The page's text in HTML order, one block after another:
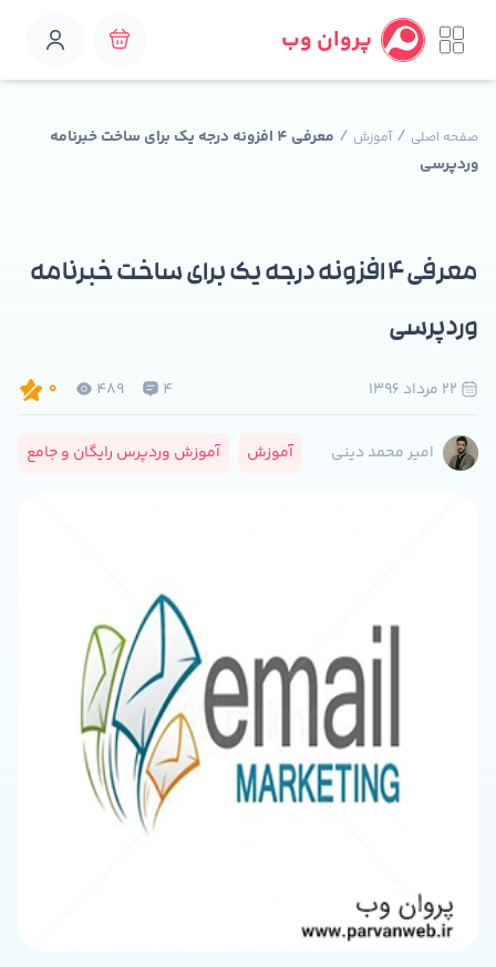
پروان وب
صفحه اصلی /آموزش /
معرفی 4 افزونه درجه یک برای ساخت خبرنامه
وردپرسی
4
489
0
معرفی 4 افزونه درجه یک برای ساخت خبرنامه
وردپرسی
امیر محمد دینی آموزش آموزش وردپرس رایگان و جامع